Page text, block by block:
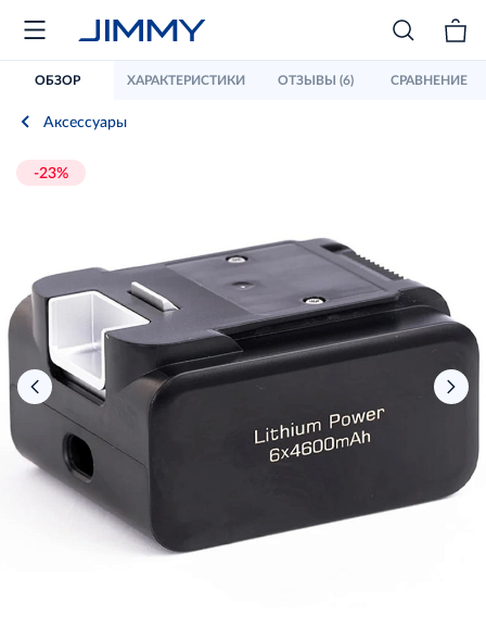
ОБЗОР ХАРАКТЕРИСТИКИ ОТЗЫВЫ (6) СРАВНЕНИЕ
Аксессуары
‹ ›
-23%